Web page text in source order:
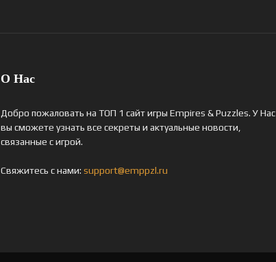
О Нас
Добро пожаловать на ТОП 1 сайт игры Empires & Puzzles. У Нас
вы сможете узнать все секреты и актуальные новости,
связанные с игрой.
Свяжитесь с нами: support@emppzl.ru